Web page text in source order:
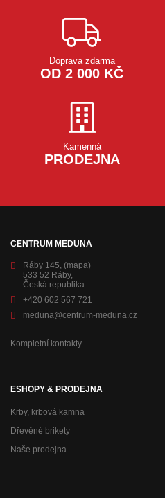
Doprava zdarma
OD 2 000 KČ
Kamenná
PRODEJNA
CENTRUM MEDUNA
Ráby 145, (mapa)
533 52 Ráby,
Česká republika
+420 602 567 721
meduna@centrum-meduna.cz
Kompletní kontakty
ESHOPY & PRODEJNA
Krby, krbová kamna
Dřevěné brikety
Naše prodejna